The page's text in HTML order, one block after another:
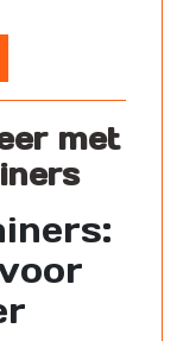
met